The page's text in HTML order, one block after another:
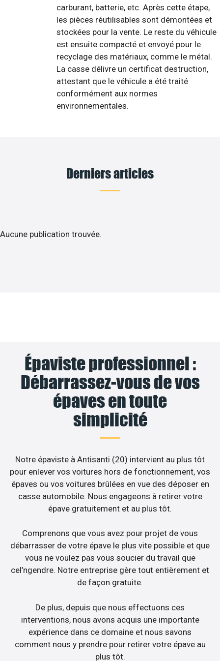
carburant, batterie, etc. Après cette étape,
les pièces réutilisables sont démontées et
stockées pour la vente. Le reste du véhicule
est ensuite compacté et envoyé pour le
recyclage des matériaux, comme le métal.
La casse délivre un certificat destruction,
attestant que le véhicule a été traité
conformément aux normes
environnementales.
Derniers articles
Aucune publication trouvée.
Épaviste professionnel :
Débarrassez-vous de vos
épaves en toute
simplicité
Notre épaviste à Antisanti (20) intervient au plus tôt
pour enlever vos voitures hors de fonctionnement, vos
épaves ou vos voitures brûlées en vue des déposer en
casse automobile. Nous engageons à retirer votre
épave gratuitement et au plus tôt.
Comprenons que vous avez pour projet de vous
débarrasser de votre épave le plus vite possible et que
vous ne voulez pas vous soucier du travail que
cel’ngendre. Notre entreprise gère tout entièrement et
de façon gratuite.
De plus, depuis que nous effectuons ces
interventions, nous avons acquis une importante
expérience dans ce domaine et nous savons
comment nous y prendre pour retirer votre épave au
plus tôt.